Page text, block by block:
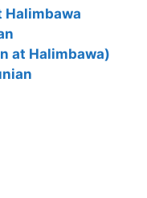
Halimbawa
at Halimbawa)